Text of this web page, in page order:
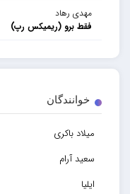
مهدی رهاد
فقط برو (ریمیکس رپ)
خوانندگان
میلاد باکری
سعید آرام
ایلیا